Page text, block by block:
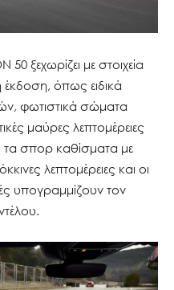
50 ξεχωρίζει με στοιχεία
έκδοση, όπως ειδικά
φωτιστικά σώματα
μαύρες λεπτομέρειες
σπορ καθίσματα με
λεπτομέρειες και οι
υπογραμμίζουν τον